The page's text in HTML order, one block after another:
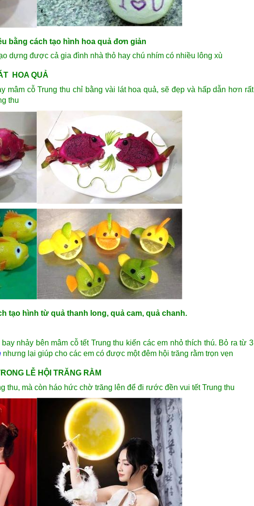
bằng cách tạo hình hoa quả đơn giản
dựng được cả gia đình nhà thỏ hay chú nhím có nhiều lông xù
HOA QUẢ
mâm cỗ Trung thu chỉ bằng vài lát hoa quả, sẽ đẹp và hấp dẫn hơn rất
thu
tạo hình từ quả thanh long, quả cam, quả chanh.
nhảy bên mâm cỗ tết Trung thu kiến các em nhỏ thích thú. Bỏ ra từ 3
nhưng lại giúp cho các em có được một đêm hội trăng rằm trọn vẹn
LỄ HỘI TRĂNG RẰM
thu, mà còn háo hức chờ trăng lên để đi rước đền vui tết Trung thu